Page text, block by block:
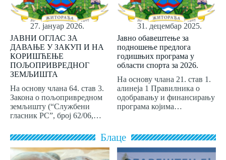
27. јануар 2026.
ЈАВНИ ОГЛАС ЗА
ДАВАЊЕ У ЗАКУП И НА
КОРИШЋЕЊЕ
ПОЉОПРИВРЕДНОГ
ЗЕМЉИШТА
На основу члана 64. став 3.
Закона о пољопривредном
земљишту (“Службени
гласник РС”, број 62/06,…
31. децембар 2025.
Јавно обавештење за
подношење предлога
годишњих програма у
области спорта за 2026.
На основу члана 21. став 1.
алинеја 1 Правилника о
одобравању и финансирању
програма којима…
Блаце